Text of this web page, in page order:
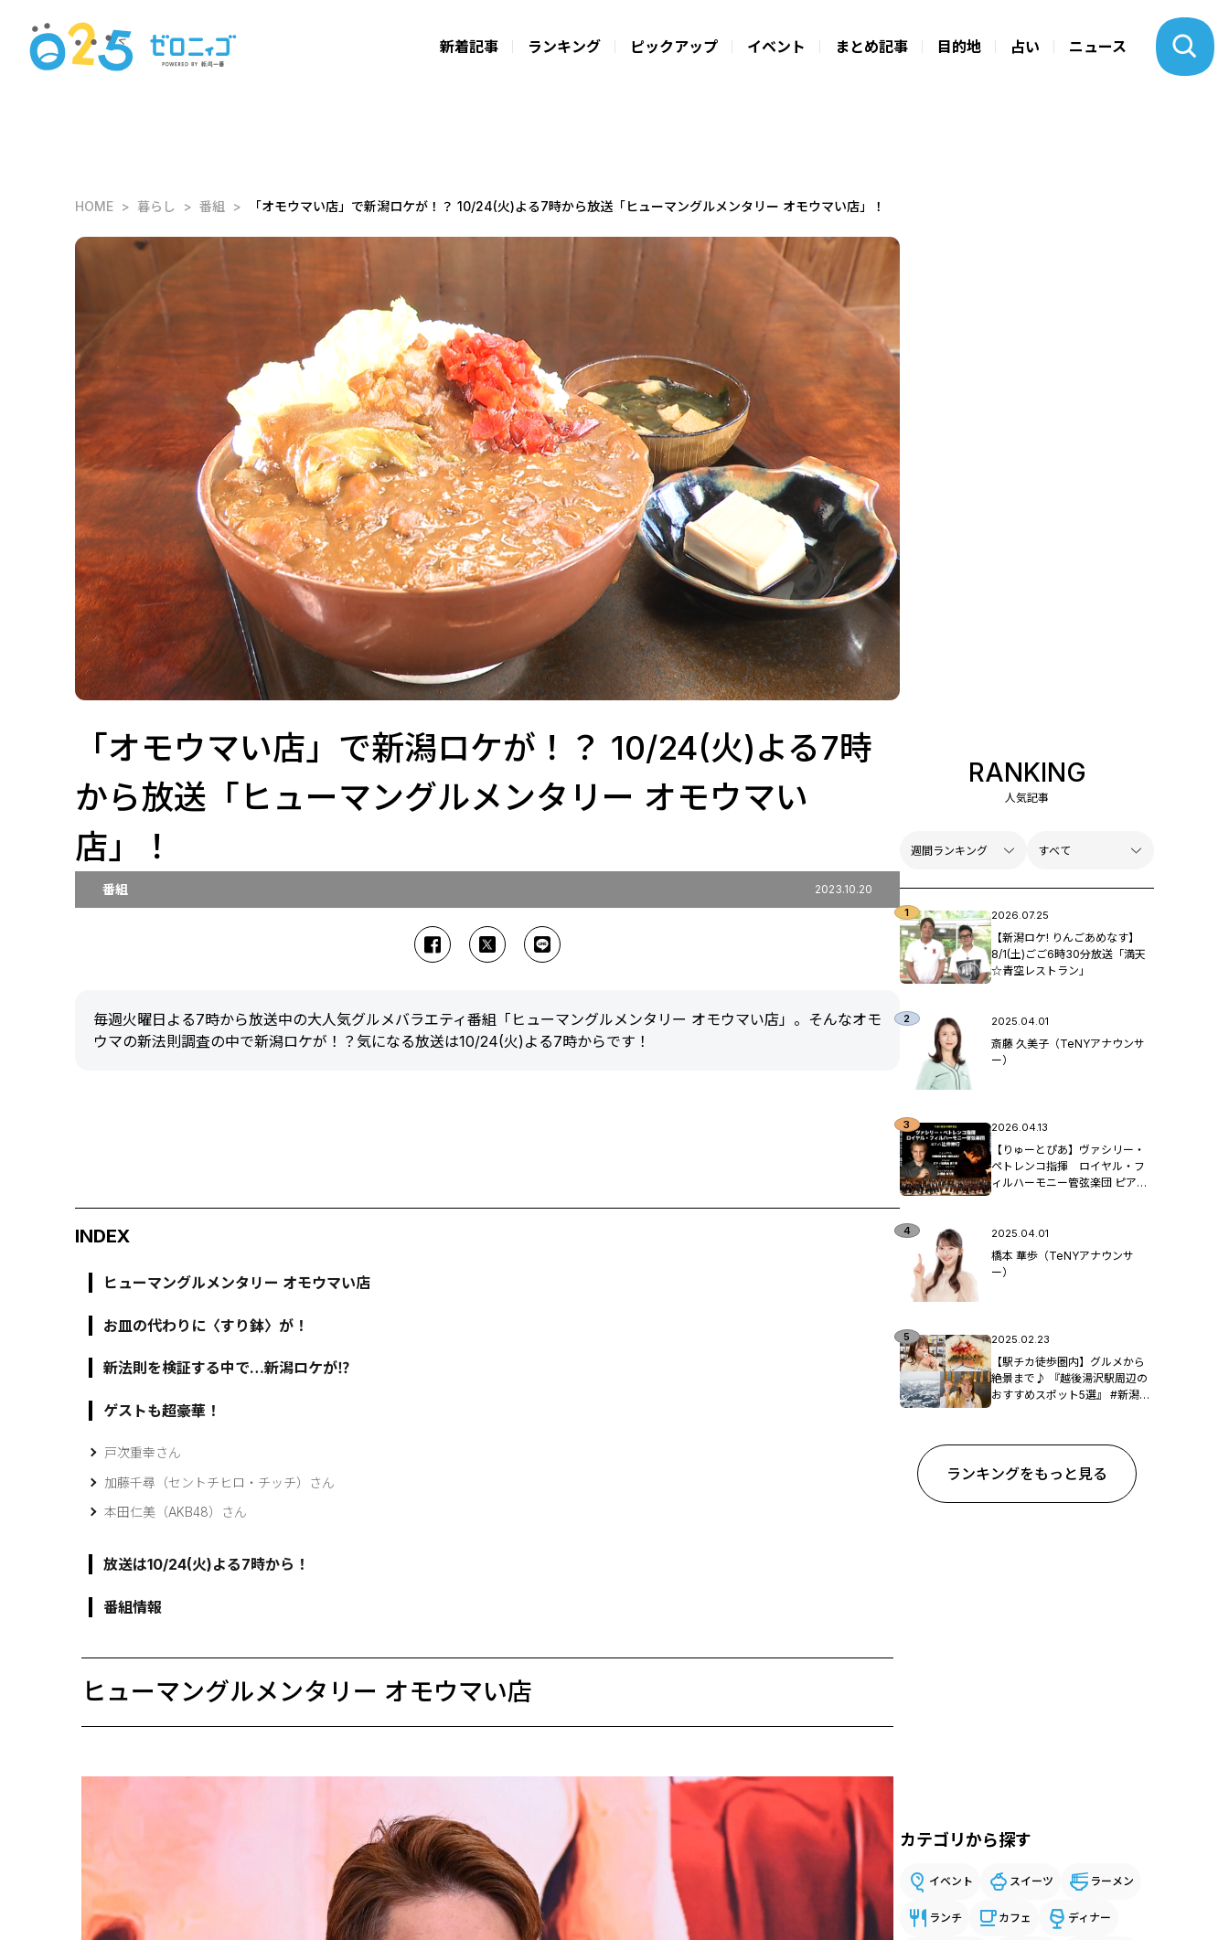
新着記事 ランキング ピックアップ イベント まとめ記事 目的地 占い ニュース
HOME 暮らし 番組 「オモウマい店」で新潟ロケが！？ 10/24(火)よる7時から放送「ヒューマングルメンタリー オモウマい店」！
「オモウマい店」で新潟ロケが！？ 10/24(火)よる7時
から放送「ヒューマングルメンタリー オモウマい
店」！
番組 2023.10.20
毎週火曜日よる7時から放送中の大人気グルメバラエティ番組「ヒューマングルメンタリー オモウマい店」。そんなオモ
ウマの新法則調査の中で新潟ロケが！？気になる放送は10/24(火)よる7時からです！
INDEX
ヒューマングルメンタリー オモウマい店
お皿の代わりに〈すり鉢〉が！
新法則を検証する中で…新潟ロケが⁉
ゲストも超豪華！
戸次重幸さん
加藤千尋（セントチヒロ・チッチ）さん
本田仁美（AKB48）さん
放送は10/24(火)よる7時から！
番組情報
ヒューマングルメンタリー オモウマい店
RANKING
人気記事
2026.07.25
【新潟ロケ! りんごあめなす】
8/1(土)ごご6時30分放送「満天
☆青空レストラン」
2025.04.01
斎藤 久美子（TeNYアナウンサ
ー）
2026.04.13
【りゅーとぴあ】ヴァシリー・
ペトレンコ指揮 ロイヤル・フ
ィルハーモニー管弦楽団 ピア
2025.04.01
橋本 華歩（TeNYアナウンサ
ー）
2025.02.23
【駅チカ徒歩圏内】グルメから
絶景まで♪ 『越後湯沢駅周辺の
おすすめスポット5選』 #新潟観
ランキングをもっと見る
カテゴリから探す
イベント スイーツ ラーメン
ランチ カフェ ディナー